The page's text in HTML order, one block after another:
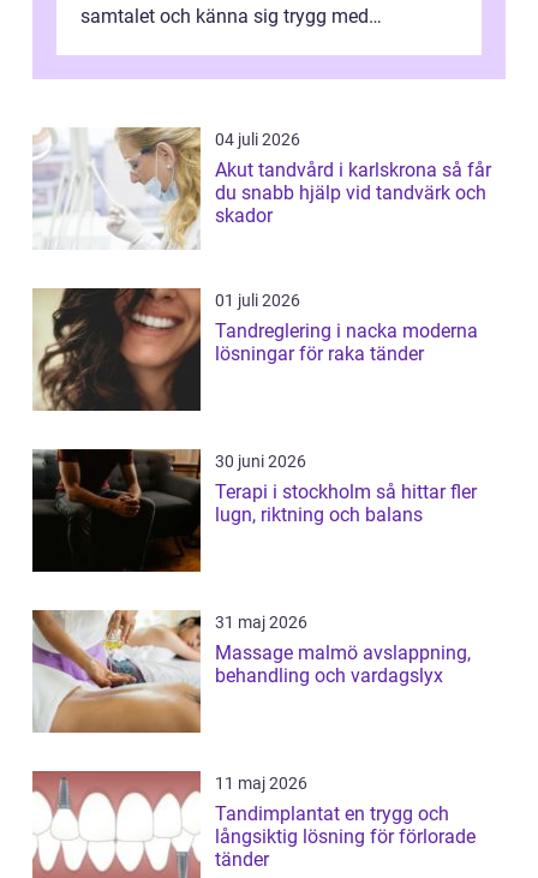
samtalet och känna sig trygg med
04 juli 2026
Akut tandvård i karlskrona så får
du snabb hjälp vid tandvärk och
skador
01 juli 2026
Tandreglering i nacka moderna
lösningar för raka tänder
30 juni 2026
Terapi i stockholm så hittar fler
lugn, riktning och balans
31 maj 2026
Massage malmö avslappning,
behandling och vardagslyx
11 maj 2026
Tandimplantat en trygg och
långsiktig lösning för förlorade
tänder